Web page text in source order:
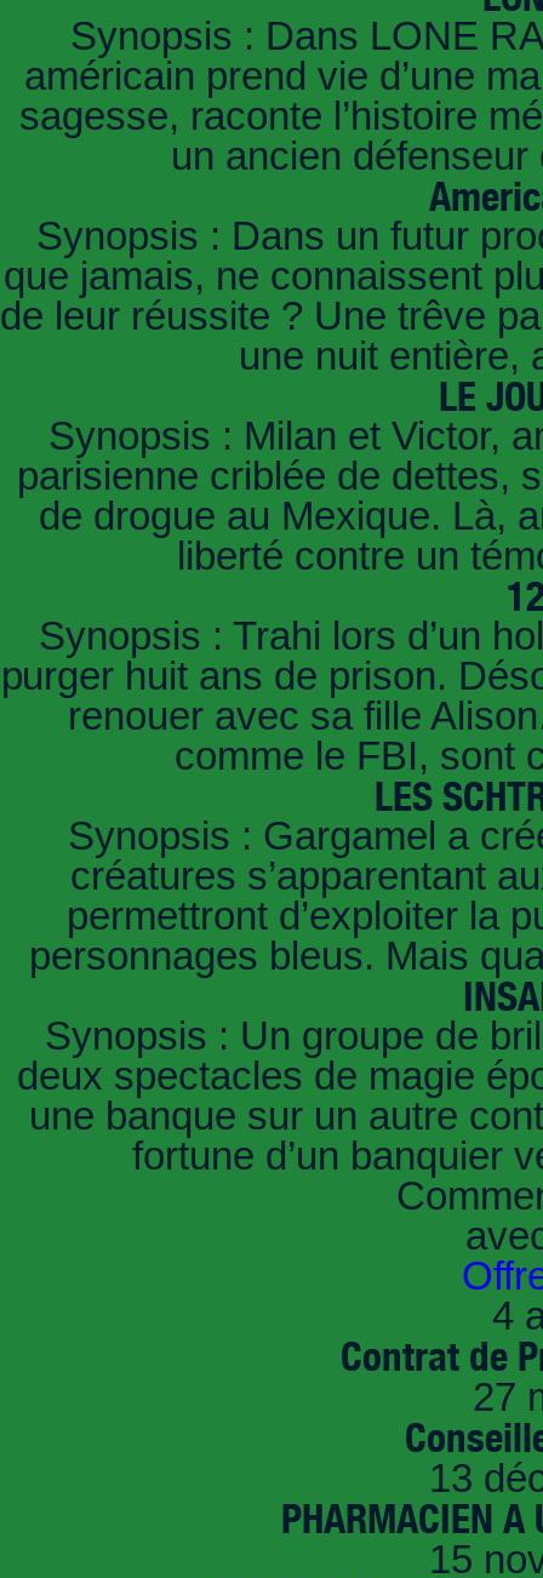
Synopsis : Dans LONE
américain prend vie d’une
sagesse, raconte l’histoire
un ancien
Synopsis : Dans un futur
que jamais, ne connaissent
de leur réussite ? Une trêve
une nuit
LE
Synopsis : Milan et Victor,
parisienne criblée de dettes,
de drogue au Mexique. Là,
liberté contre un
Synopsis : Trahi lors d’un
purger huit ans de prison.
renouer avec sa fille
comme le FBI, sont
LES
Synopsis : Gargamel a
créatures s’apparentant
permettront d’exploiter la
personnages bleus. Mais
Synopsis : Un groupe de
deux spectacles de magie
une banque sur un autre
fortune d’un banquier
4
Contrat de
27
13
PHARMACIEN A
15